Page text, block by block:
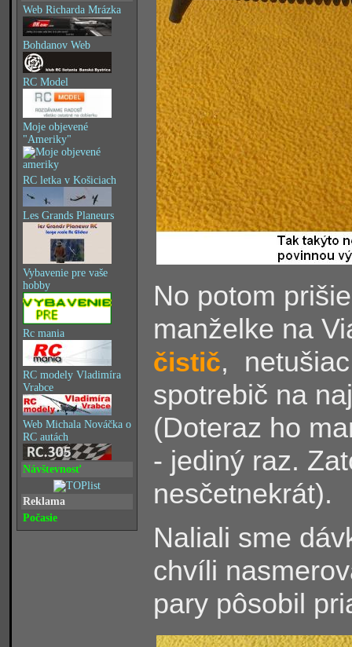
Web Richarda Mrázka
Bohdanov Web
RC Model
Moje objevené
"Ameriky"
RC letka v Košiciach
Les Grands Planeurs
Vybavenie pre vaše
hobby
Rc mania
RC modely Vladimíra
Vrabce
Web Michala Nováčka o
RC autách
Návštevnosť
Reklama
Počasie
No potom
manželke na
čistič,
spotrebič na
(Doteraz ho
- jediný raz.
nesčetnekrát).
Naliali sme
chvíli
pary pôsobil